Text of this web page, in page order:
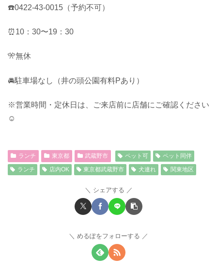
☎️0422-43-0015（予約不可）
⏰10：30〜19：30
🎌無休
🚘駐車場なし（井の頭公園有料Pあり）
※営業時間・定休日は、ご来店前に店舗にご確認ください
☺︎
ランチ 東京都 武蔵野市 ペット可
ペット同伴
ランチ
店内OK 東京都武蔵野市 犬連れ 関東地区
シェアする
めるぽをフォローする